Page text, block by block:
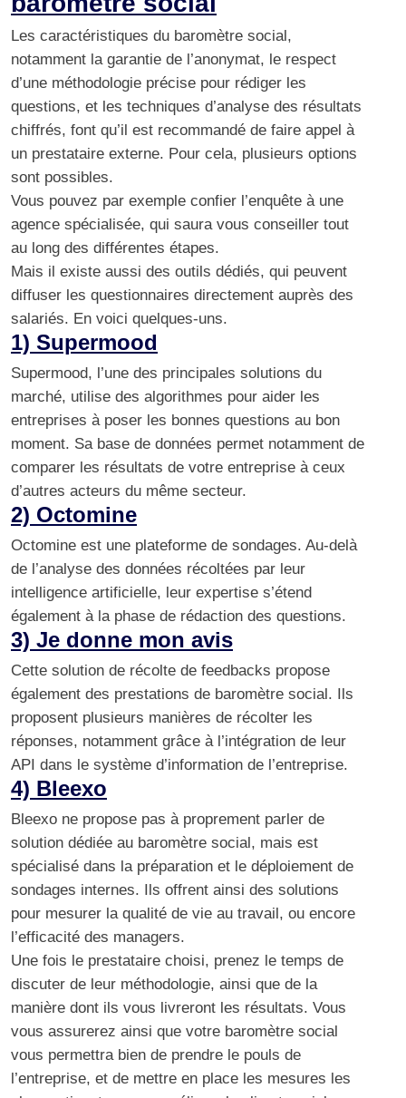
Les caractéristiques du baromètre social,
notamment la garantie de l’anonymat, le respect
d’une méthodologie précise pour rédiger les
questions, et les techniques d’analyse des résultats
chiffrés, font qu’il est recommandé de faire appel à
un prestataire externe. Pour cela, plusieurs options
sont possibles.
Vous pouvez par exemple confier l’enquête à une
agence spécialisée, qui saura vous conseiller tout
au long des différentes étapes.
Mais il existe aussi des outils dédiés, qui peuvent
diffuser les questionnaires directement auprès des
salariés. En voici quelques-uns.
1) Supermood
Supermood, l’une des principales solutions du
marché, utilise des algorithmes pour aider les
entreprises à poser les bonnes questions au bon
moment. Sa base de données permet notamment de
comparer les résultats de votre entreprise à ceux
d’autres acteurs du même secteur.
2) Octomine
Octomine est une plateforme de sondages. Au-delà
de l’analyse des données récoltées par leur
intelligence artificielle, leur expertise s’étend
également à la phase de rédaction des questions.
3) Je donne mon avis
Cette solution de récolte de feedbacks propose
également des prestations de baromètre social . Ils
proposent plusieurs manières de récolter les
réponses, notamment grâce à l’intégration de leur
API dans le système d’information de l’entreprise.
4) Bleexo
Bleexo ne propose pas à proprement parler de
solution dédiée au baromètre social, mais est
spécialisé dans la préparation et le déploiement de
sondages internes. Ils offrent ainsi des solutions
pour mesurer la qualité de vie au travail, ou encore
l’efficacité des managers.
Une fois le prestataire choisi, prenez le temps de
discuter de leur méthodologie, ainsi que de la
manière dont ils vous livreront les résultats. Vous
vous assurerez ainsi que votre baromètre social
vous permettra bien de prendre le pouls de
l’entreprise, et de mettre en place les mesures les